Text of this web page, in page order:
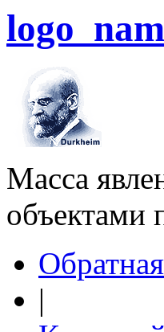
Масса
объектами
|